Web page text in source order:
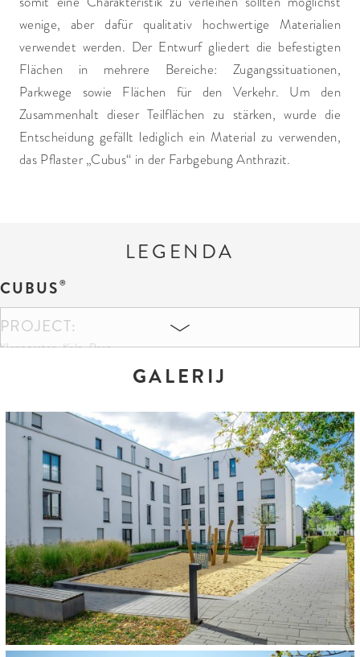
wenige, aber dafür qualitativ hochwertige Materialien
verwendet werden. Der Entwurf gliedert die befestigten
Flächen in mehrere Bereiche: Zugangssituationen,
Parkwege sowie Flächen für den Verkehr. Um den
Zusammenhalt dieser Teilflächen zu stärken, wurde die
Entscheidung gefällt lediglich ein Material zu verwenden,
das Pflaster „Cubus“ in der Farbgebung Anthrazit.
LEGENDA
CUBUS
PROJECT:
Klanggarten, Köln-Porz
KLEUREN EN FORMATEN:
Anthrazit
60 x 30 x 8 cm
37,5 x 12,5 x 8 cm
30 x 15 x 8 cm
10 x 20 x 8 cm
60 x 30 x 4,2 cm
ARCHITECT:
Fürst Architects, Düsseldorf
OPDRACHTGEVER:
GALERIJ